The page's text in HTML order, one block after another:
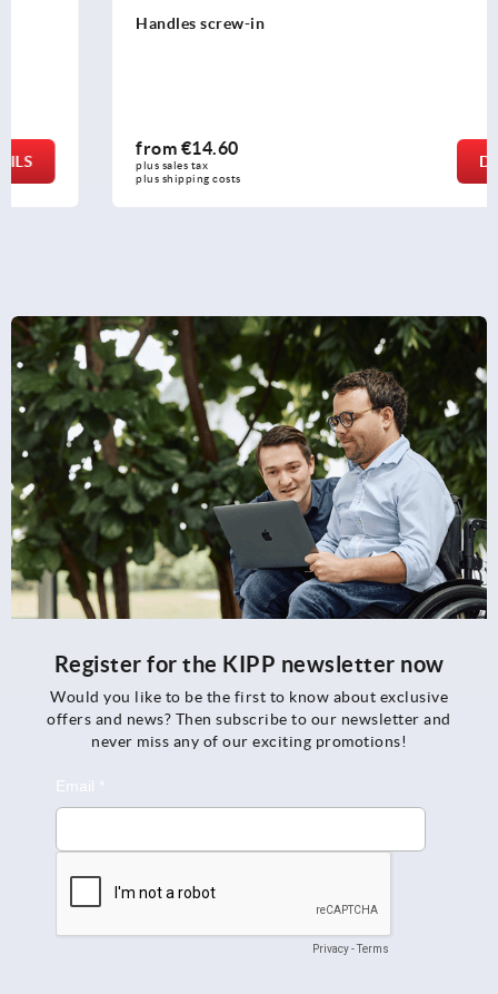
Handles screw-in
from €14.60
plus shipping costs
Register for the KIPP newsletter now
Would you like to be the first to know about exclusive
offers and news? Then subscribe to our newsletter and
never miss any of our exciting promotions!